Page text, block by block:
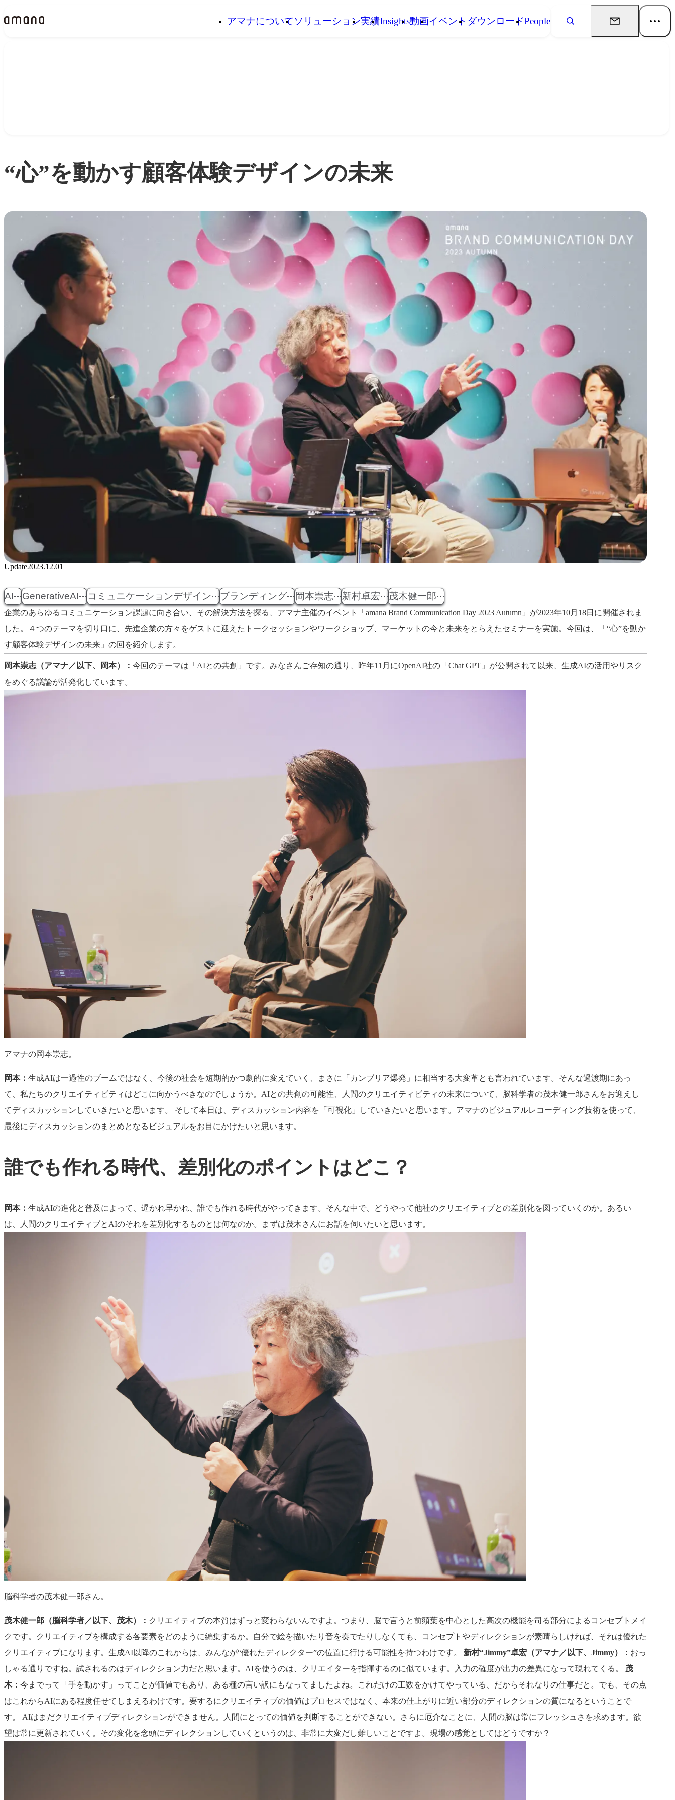
アマナについてソリューション実績Insights動画イベント ダウンロードPeople
“心”を動かす顧客体験デザインの未来
Update2023.12.01
AI GenerativeAI コミュニケーションデザイン ブランディング 岡本崇志 新村卓宏 茂木健一郎
企業のあらゆるコミュニケーション課題に向き合い、その解決方法を探る、アマナ主催のイベント「amana Brand Communication Day 2023 Autumn」が2023年10月18日に開催されま
した。４つのテーマを切り口に、先進企業の方々をゲストに迎えたトークセッションやワークショップ、マーケットの今と未来をとらえたセミナーを実施。今回は、「“心”を動か
す顧客体験デザインの未来」の回を紹介します。
岡本崇志（アマナ／以下、岡本）： 今回のテーマは「AIとの共創」です。みなさんご存知の通り、昨年11月にOpenAI社の「Chat GPT」が公開されて以来、生成AIの活用やリスク
をめぐる議論が活発化しています。
アマナの岡本崇志。
岡本： 生成AIは一過性のブームではなく、今後の社会を短期的かつ劇的に変えていく、まさに「カンブリア爆発」に相当する大変革とも言われています。そんな過渡期にあっ
て、私たちのクリエイティビティはどこに向かうべきなのでしょうか。AIとの共創の可能性、人間のクリエイティビティの未来について、脳科学者の茂木健一郎さんをお迎えし
てディスカッションしていきたいと思います。 そして本日は、ディスカッション内容を「可視化」していきたいと思います。アマナのビジュアルレコーディング技術を使って、
最後にディスカッションのまとめとなるビジュアルをお目にかけたいと思います。
誰でも作れる時代、差別化のポイントはどこ？
岡本： 生成AIの進化と普及によって、遅かれ早かれ、誰でも作れる時代がやってきます。そんな中で、どうやって他社のクリエイティブとの差別化を図っていくのか。あるい
は、人間のクリエイティブとAIのそれを差別化するものとは何なのか。まずは茂木さんにお話を伺いたいと思います。
脳科学者の茂木健一郎さん。
茂木健一郎（脳科学者／以下、茂木）： クリエイティブの本質はずっと変わらないんですよ。つまり、脳で言うと前頭葉を中心とした高次の機能を司る部分によるコンセプトメイ
クです。クリエイティブを構成する各要素をどのように編集するか。自分で絵を描いたり音を奏でたりしなくても、コンセプトやディレクションが素晴らしければ、それは優れた
クリエイティブになります。生成AI以降のこれからは、みんなが“優れたディレクター”の位置に行ける可能性を持つわけです。 新村“Jimmy”卓宏（アマナ／以下、Jimmy）： おっ
しゃる通りですね。試されるのはディレクション力だと思います。AIを使うのは、クリエイターを指揮するのに似ています。入力の確度が出力の差異になって現れてくる。 茂
木： 今までって「手を動かす」ってことが価値でもあり、ある種の言い訳にもなってましたよね。これだけの工数をかけてやっている、だからそれなりの仕事だと。でも、その点
はこれからAIにある程度任せてしまえるわけです。要するにクリエイティブの価値はプロセスではなく、本来の仕上がりに近い部分のディレクションの質になるということで
す。 AIはまだクリエイティブディレクションができません。人間にとっての価値を判断することができない。さらに厄介なことに、人間の脳は常にフレッシュさを求めます。欲
望は常に更新されていく。その変化を念頭にディレクションしていくというのは、非常に大変だし難しいことですよ。現場の感覚としてはどうですか？